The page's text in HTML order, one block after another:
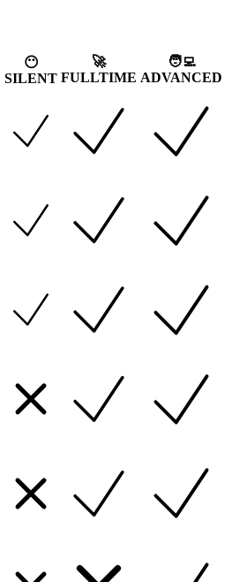
😶
SILENT
🚀
FULLTIME
🧑‍💻
ADVANCED